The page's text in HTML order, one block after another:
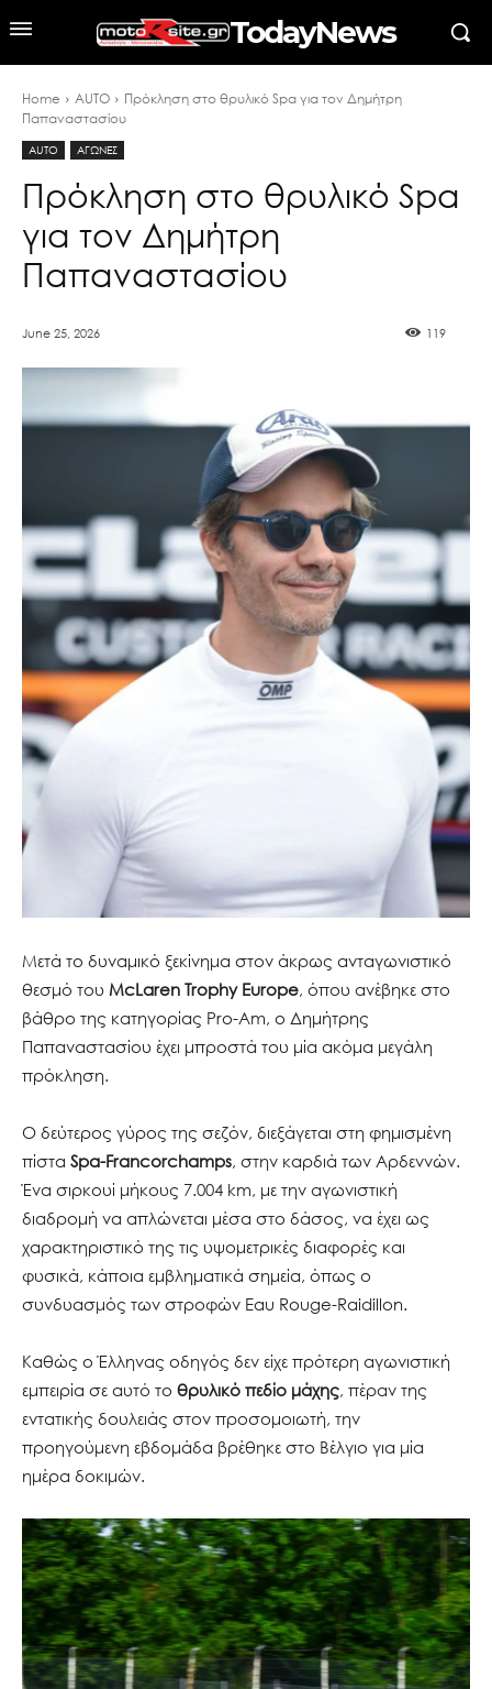
TodayNews
Home AUTO
Πρόκληση στο θρυλικό Spa για τον Δημήτρη
Παπαναστασίου
AUTO ΑΓΩΝΕΣ
Πρόκληση στο θρυλικό Spa
για τον Δημήτρη
Παπαναστασίου
June 25, 2026 119
Μετά το δυναμικό ξεκίνημα στον άκρως ανταγωνιστικό
θεσμό του McLaren Trophy Europe, όπου ανέβηκε στο
βάθρο της κατηγορίας Pro-Am, o Δημήτρης
Παπαναστασίου έχει μπροστά του μία ακόμα μεγάλη
πρόκληση.
Ο δεύτερος γύρος της σεζόν, διεξάγεται στη φημισμένη
πίστα Spa-Francorchamps, στην καρδιά των Αρδεννών.
Ένα σιρκουί μήκους 7.004 km, με την αγωνιστική
διαδρομή να απλώνεται μέσα στο δάσος, να έχει ως
χαρακτηριστικό της τις υψομετρικές διαφορές και
φυσικά, κάποια εμβληματικά σημεία, όπως ο
συνδυασμός των στροφών Eau Rouge-Raidillon.
Καθώς ο Έλληνας οδηγός δεν είχε πρότερη αγωνιστική
εμπειρία σε αυτό το θρυλικό πεδίο μάχης, πέραν της
εντατικής δουλειάς στον προσομοιωτή, την
προηγούμενη εβδομάδα βρέθηκε στο Βέλγιο για μία
ημέρα δοκιμών.